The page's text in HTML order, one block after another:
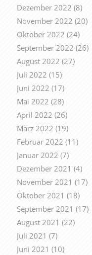
Dezember 2022 (8)
November 2022 (20)
Oktober 2022 (24)
September 2022 (26)
August 2022 (27)
Juli 2022 (15)
Juni 2022 (17)
Mai 2022 (28)
April 2022 (26)
März 2022 (19)
Februar 2022 (11)
Januar 2022 (7)
Dezember 2021 (4)
November 2021 (17)
Oktober 2021 (18)
September 2021 (17)
August 2021 (22)
Juli 2021 (7)
Juni 2021 (10)